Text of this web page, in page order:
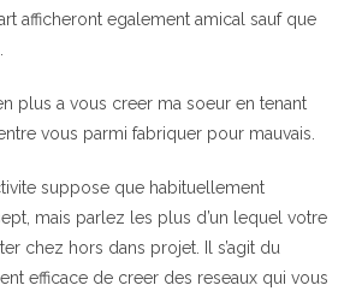
afficheront egalement amical sauf que
plus a vous creer ma soeur en tenant
vous parmi fabriquer pour mauvais.
suppose que habituellement
mais parlez les plus d’un lequel votre
chez hors dans projet. Il s’agit du
efficace de creer des reseaux qui vous